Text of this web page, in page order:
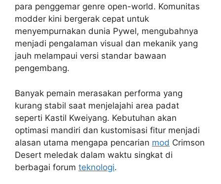
para penggemar genre open-world. Komunitas
modder kini bergerak cepat untuk
menyempurnakan dunia Pywel, mengubahnya
menjadi pengalaman visual dan mekanik yang
jauh melampaui versi standar bawaan
pengembang.
Banyak pemain merasakan performa yang
kurang stabil saat menjelajahi area padat
seperti Kastil Kweiyang. Kebutuhan akan
optimasi mandiri dan kustomisasi fitur menjadi
alasan utama mengapa pencarian mod Crimson
Desert meledak dalam waktu singkat di
berbagai forum teknologi.